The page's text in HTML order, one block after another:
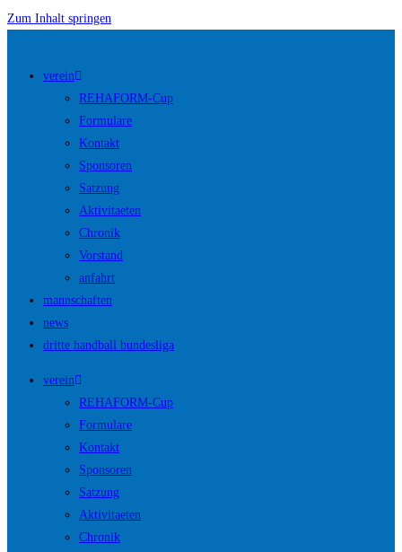
Zum Inhalt springen
verein
REHAFORM-Cup
Formulare
Kontakt
Sponsoren
Satzung
Aktivitaeten
Chronik
Vorstand
anfahrt
mannschaften
news
dritte handball bundesliga
verein
REHAFORM-Cup
Formulare
Kontakt
Sponsoren
Satzung
Aktivitaeten
Chronik